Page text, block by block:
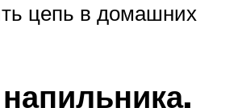
цепь в домашних